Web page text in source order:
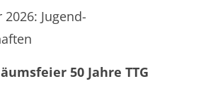
Jugend-
50 Jahre TTG